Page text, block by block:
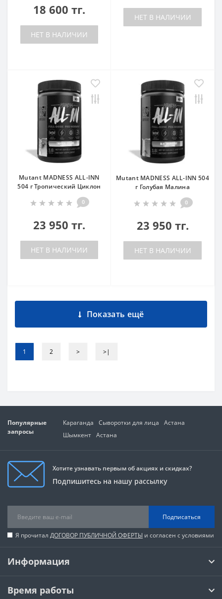
18 600 тг.
НЕТ В НАЛИЧИИ
НЕТ В НАЛИЧИИ
Mutant MADNESS ALL-INN
504 г Тропический Циклон
0
23 950 тг.
НЕТ В НАЛИЧИИ
Mutant MADNESS ALL-INN 504
г Голубая Малина
0
23 950 тг.
НЕТ В НАЛИЧИИ
Показать ещё
1 2 > >|
Популярные
запросы
Караганда Сыворотки для лица
Астана
Шымкент
Астана
Хотите узнавать первым об акциях и скидках?
Подпишитесь на нашу рассылку
Подписаться
Я прочитал ДОГОВОР ПУБЛИЧНОЙ ОФЕРТЫ и согласен с условиями
Информация
Время работы